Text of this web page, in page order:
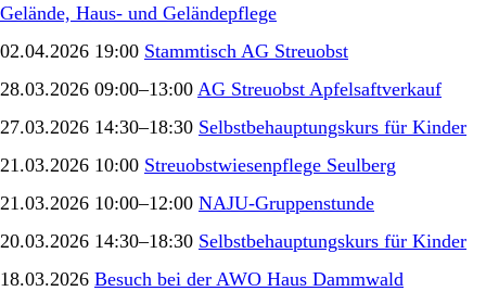
Gelände, Haus- und Geländepflege
02.04.2026 19:00 Stammtisch AG Streuobst
28.03.2026 09:00–13:00 AG Streuobst Apfelsaftverkauf
27.03.2026 14:30–18:30 Selbstbehauptungskurs für Kinder
21.03.2026 10:00 Streuobstwiesenpflege Seulberg
21.03.2026 10:00–12:00 NAJU-Gruppenstunde
20.03.2026 14:30–18:30 Selbstbehauptungskurs für Kinder
18.03.2026 Besuch bei der AWO Haus Dammwald